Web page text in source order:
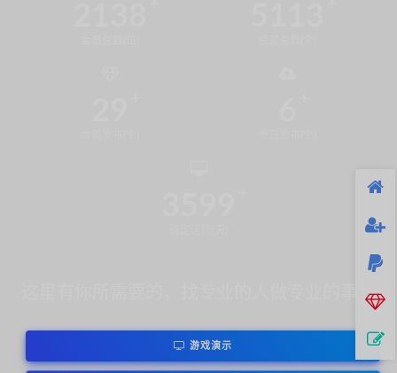
这里有你所需要的，找专业的人做专业的事！
游戏演示